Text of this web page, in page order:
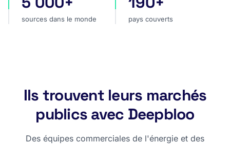
sources dans le monde pays couverts
Ils trouvent leurs marchés
publics avec Deepbloo
Des équipes commerciales de l'énergie et des